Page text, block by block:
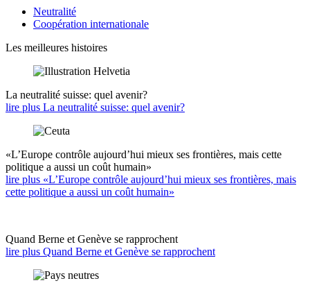
Neutralité
Coopération internationale
Les meilleures histoires
La neutralité suisse: quel avenir?
lire plus La neutralité suisse: quel avenir?
«L’Europe contrôle aujourd’hui mieux ses frontières, mais cette
politique a aussi un coût humain»
lire plus «L’Europe contrôle aujourd’hui mieux ses frontières, mais
cette politique a aussi un coût humain»
Quand Berne et Genève se rapprochent
lire plus Quand Berne et Genève se rapprochent